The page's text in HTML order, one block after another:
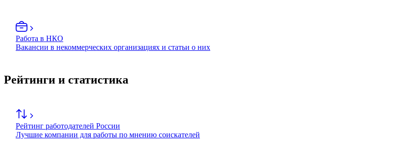
Работа в НКО
Вакансии в некоммерческих организациях и статьи о них
Рейтинги и статистика
Рейтинг работодателей России
Лучшие компании для работы по мнению соискателей